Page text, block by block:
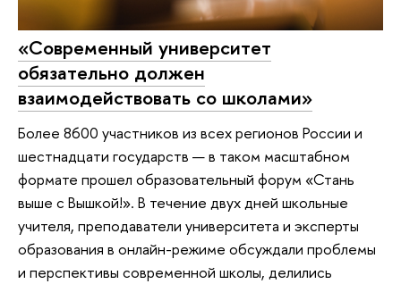
«Современный университет
обязательно должен
взаимодействовать со школами»
Более 8600 участников из всех регионов России и
шестнадцати государств — в таком масштабном
формате прошел образовательный форум «Стань
выше с Вышкой!». В течение двух дней школьные
учителя, преподаватели университета и эксперты
образования в онлайн-режиме обсуждали проблемы
и перспективы современной школы, делились